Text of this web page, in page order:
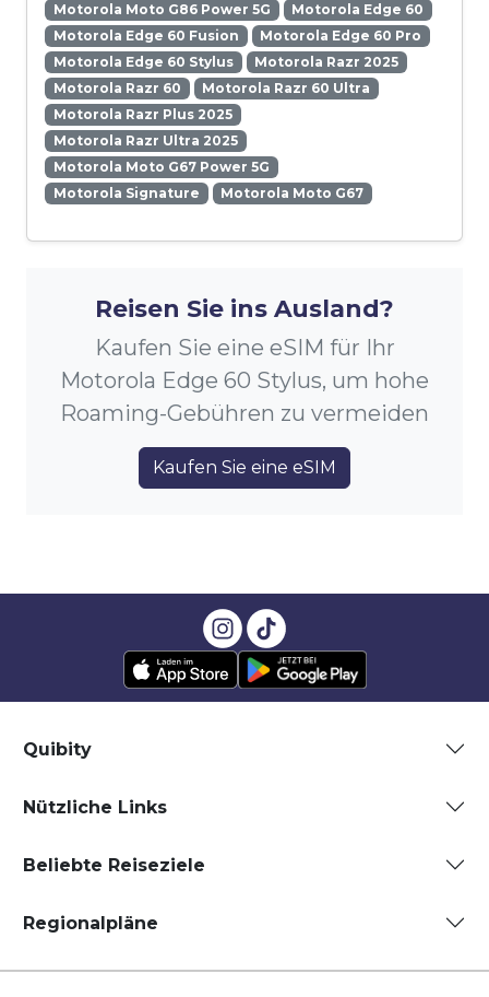
Motorola Moto G86 Power 5G
Motorola Edge 60
Motorola Edge 60 Fusion
Motorola Edge 60 Pro
Motorola Edge 60 Stylus
Motorola Razr 2025
Motorola Razr 60
Motorola Razr 60 Ultra
Motorola Razr Plus 2025
Motorola Razr Ultra 2025
Motorola Moto G67 Power 5G
Motorola Signature
Motorola Moto G67
Reisen Sie ins Ausland?
Kaufen Sie eine eSIM für Ihr
Motorola Edge 60 Stylus, um hohe
Roaming-Gebühren zu vermeiden
Kaufen Sie eine eSIM
Quibity
Nützliche Links
Beliebte Reiseziele
Regionalpläne